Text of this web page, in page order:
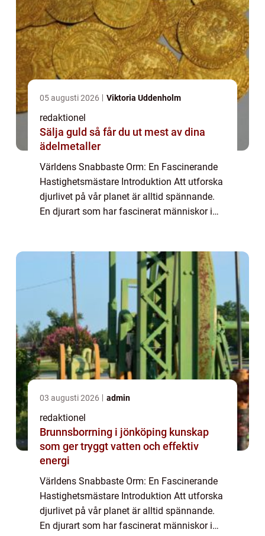
05 augusti 2026 Viktoria Uddenholm
redaktionel
Sälja guld så får du ut mest av dina
ädelmetaller
Världens Snabbaste Orm: En Fascinerande
Hastighetsmästare Introduktion Att utforska
djurlivet på vår planet är alltid spännande.
En djurart som har fascinerat människor i
03 augusti 2026 admin
redaktionel
Brunnsborrning i jönköping kunskap
som ger tryggt vatten och effektiv
energi
Världens Snabbaste Orm: En Fascinerande
Hastighetsmästare Introduktion Att utforska
djurlivet på vår planet är alltid spännande.
En djurart som har fascinerat människor i